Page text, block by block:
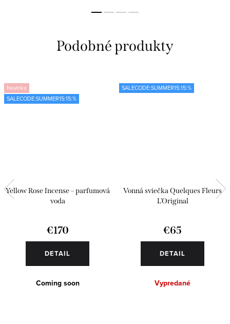
Novinka
SALECODE:SUMMER15:15:%
Yellow Rose Incense – parfumová
voda
€170
DETAIL
Coming soon
SALECODE:SUMMER15:15:%
Vonná sviečka Quelques Fleurs
L’Original
€65
DETAIL
Vypredané